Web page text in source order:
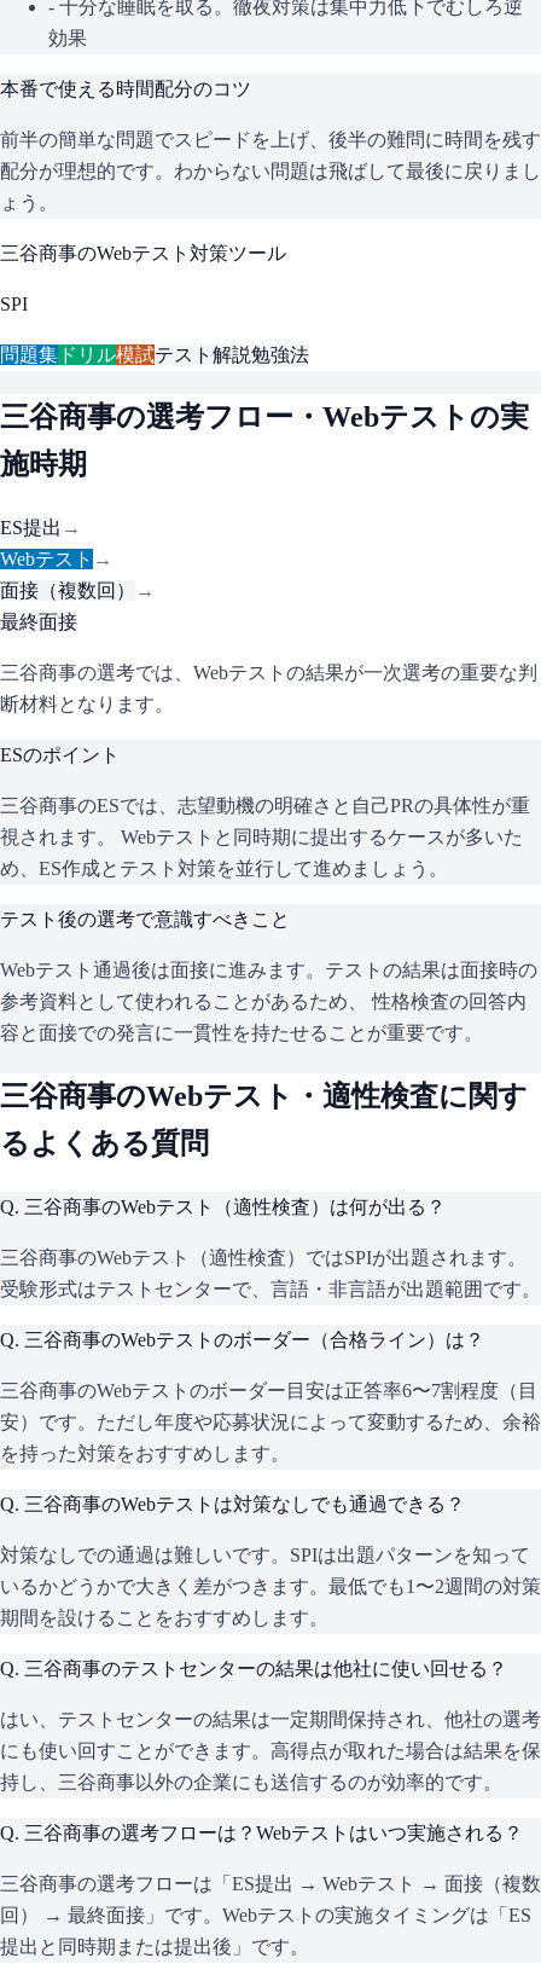
- 十分な睡眠を取る。徹夜対策は集中力低下でむしろ逆
効果
本番で使える時間配分のコツ
前半の簡単な問題でスピードを上げ、後半の難問に時間を残す
配分が理想的です。わからない問題は飛ばして最後に戻りまし
ょう。
三谷商事のWebテスト対策ツール
SPI
問題集 ドリル模試テスト解説勉強法
三谷商事の選考フロー・Webテストの実
施時期
ES提出 →
Webテスト →
面接（複数回）
→
最終面接
三谷商事の選考では、Webテストの結果が一次選考の重要な判
断材料となります。
ESのポイント
三谷商事のESでは、志望動機の明確さと自己PRの具体性が重
視されます。 Webテストと同時期に提出するケースが多いた
め、ES作成とテスト対策を並行して進めましょう。
テスト後の選考で意識すべきこと
Webテスト通過後は面接に進みます。テストの結果は面接時の
参考資料として使われることがあるため、 性格検査の回答内
容と面接での発言に一貫性を持たせることが重要です。
三谷商事のWebテスト・適性検査に関す
るよくある質問
Q. 三谷商事のWebテスト（適性検査）は何が出る？
三谷商事のWebテスト（適性検査）ではSPIが出題されます。
受験形式はテストセンターで、言語・非言語が出題範囲です。
Q. 三谷商事のWebテストのボーダー（合格ライン）は？
三谷商事のWebテストのボーダー目安は正答率6〜7割程度（目
安）です。ただし年度や応募状況によって変動するため、余裕
を持った対策をおすすめします。
Q. 三谷商事のWebテストは対策なしでも通過できる？
対策なしでの通過は難しいです。SPIは出題パターンを知って
いるかどうかで大きく差がつきます。最低でも1〜2週間の対策
期間を設けることをおすすめします。
Q. 三谷商事のテストセンターの結果は他社に使い回せる？
はい、テストセンターの結果は一定期間保持され、他社の選考
にも使い回すことができます。高得点が取れた場合は結果を保
持し、三谷商事以外の企業にも送信するのが効率的です。
Q. 三谷商事の選考フローは？Webテストはいつ実施される？
三谷商事の選考フローは「ES提出 → Webテスト → 面接（複数
回） → 最終面接」です。Webテストの実施タイミングは「ES
提出と同時期または提出後」です。